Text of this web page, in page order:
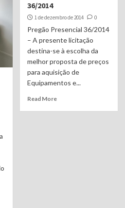
36/2014
1 de dezembro de 2014 0
Pregão Presencial 36/2014
– A presente licitação
destina-se à escolha da
melhor proposta de preços
para aquisição de
Equipamentos e...
Read More